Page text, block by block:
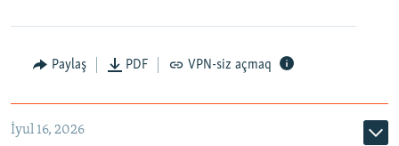
Paylaş PDF VPN-siz açmaq
İyul 16, 2026